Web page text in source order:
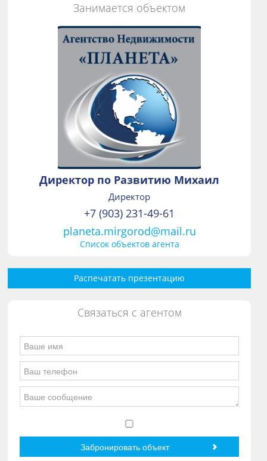
Занимается объектом
Директор по Развитию Михаил
Директор
+7 (903) 231-49-61
planeta.mirgorod@mail.ru
Список объектов агента
Распечатать презентацию
Связаться с агентом